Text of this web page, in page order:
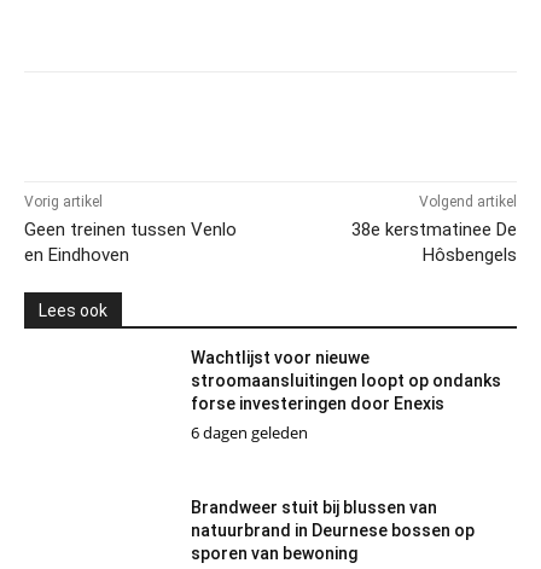
Vorig artikel
Geen treinen tussen Venlo
en Eindhoven
Volgend artikel
38e kerstmatinee De
Hôsbengels
Lees ook
Wachtlijst voor nieuwe
stroomaansluitingen loopt op ondanks
forse investeringen door Enexis
6 dagen geleden
Brandweer stuit bij blussen van
natuurbrand in Deurnese bossen op
sporen van bewoning